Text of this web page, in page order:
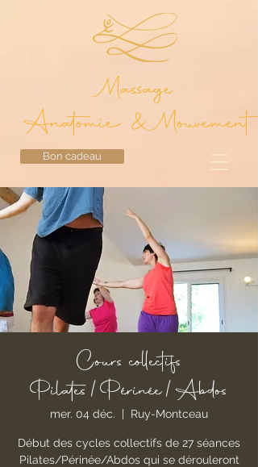
Massage
Anatomie & Mouvement
Bon cadeau
Cours collectifs
Pilates/Périnée/Abdos
mer. 04 déc.
  |
Ruy-Montceau
Début des cycles collectifs de 27 séances
Pilates/Périnée/Abdos qui se dérouleront